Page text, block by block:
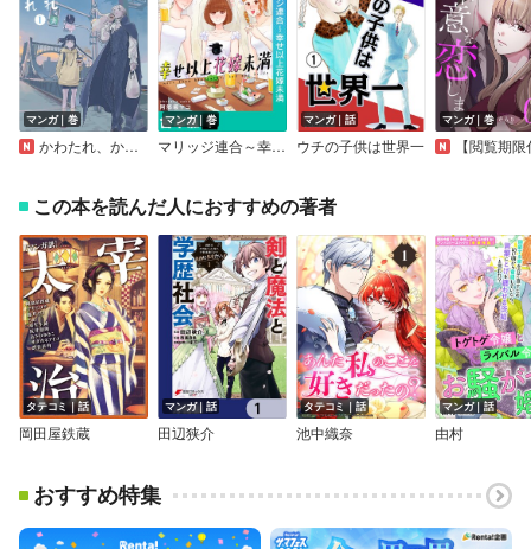
マンガ｜巻
かわたれ、かたわれ
マンガ｜巻
マリッジ連合～幸せ以上花嫁未満【合本版】
マンガ｜話
ウチの子供は世界一
マンガ｜巻
【閲覧期限付き無料】死にたくないので不本意な恋
この本を読んだ人におすすめの著者
タテコミ｜話
岡田屋鉄蔵
マンガ｜話
田辺狭介
タテコミ｜話
池中織奈
マンガ｜話
由村
おすすめ特集